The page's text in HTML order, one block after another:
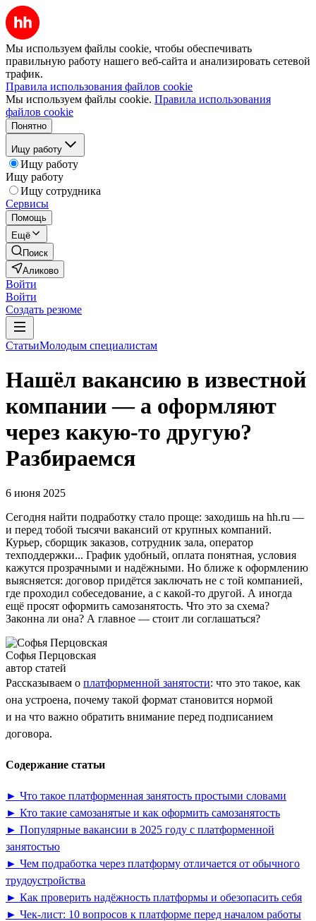
Мы используем файлы cookie, чтобы обеспечивать
правильную работу нашего веб-сайта и анализировать сетевой
трафик.
Правила использования файлов cookie
Мы используем файлы cookie. Правила использования
файлов cookie
Понятно
Ищу работу
Ищу работу
Ищу работу
Ищу сотрудника
Сервисы
Помощь
Ещё
Поиск
Аликово
Войти
Войти
Создать резюме
СтатьиМолодым специалистам
Нашёл вакансию в известной
компании — а оформляют
через какую-то другую?
Разбираемся
6 июня 2025
Сегодня найти подработку стало проще: заходишь на hh.ru —
и перед тобой тысячи вакансий от крупных компаний.
Курьер, сборщик заказов, сотрудник зала, оператор
техподдержки... График удобный, оплата понятная, условия
кажутся прозрачными и надёжными. Но ближе к оформлению
выясняется: договор придётся заключать не с той компанией,
где проходил собеседование, а с какой-то другой. А иногда
ещё просят оформить самозанятость. Что это за схема?
Законна ли она? А главное — стоит ли соглашаться?
Софья Перцовская
автор статей
Рассказываем о платформенной занятости: что это такое, как
она устроена, почему такой формат становится нормой
и на что важно обратить внимание перед подписанием
договора.
Содержание статьи
► Что такое платформенная занятость простыми словами
► Кто такие самозанятые и как оформить самозанятость
► Популярные вакансии в 2025 году с платформенной
занятостью
► Чем подработка через платформу отличается от обычного
трудоустройства
► Как проверить надёжность платформы и обезопасить себя
► Чек-лист: 10 вопросов к платформе перед началом работы